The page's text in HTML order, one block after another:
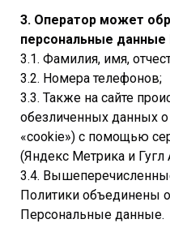
3. Оператор может
персональные данные
3.1. Фамилия, имя,
3.2. Номера телефонов;
3.3. Также на сайте
обезличенных данных о
«cookie») с помощью
(Яндекс Метрика и Гугл
3.4.
Политики объединены
Персональные данные.